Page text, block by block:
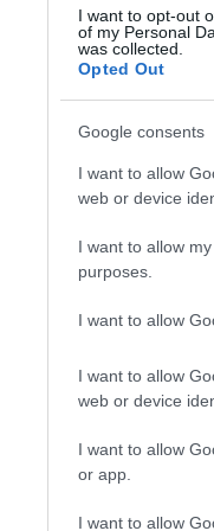
I want to opt-out
of my Personal
was collected.
Opted Out
Google consents
I want to allow
web or device
I want to allow
purposes.
I want to allow
I want to allow
web or device
I want to allow
or app.
I want to allow
DVSC-Skenderbeu Korce
továbbjutott
Címkék: képek